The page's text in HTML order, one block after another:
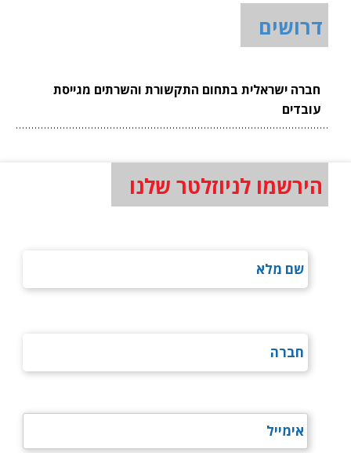
דרושים
חברה ישראלית בתחום התקשורת והשרתים מגייסת
עובדים
הירשמו לניוזלטר שלנו